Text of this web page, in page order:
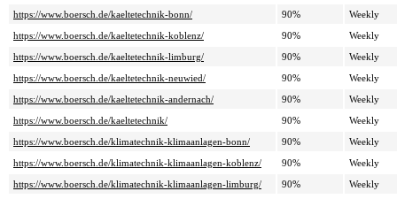
https://www.boersch.de/kaeltetechnik-bonn/
90%
Weekly
https://www.boersch.de/kaeltetechnik-koblenz/
90%
Weekly
https://www.boersch.de/kaeltetechnik-limburg/
90%
Weekly
https://www.boersch.de/kaeltetechnik-neuwied/
90%
Weekly
https://www.boersch.de/kaeltetechnik-andernach/
90%
Weekly
https://www.boersch.de/kaeltetechnik/
90%
Weekly
https://www.boersch.de/klimatechnik-klimaanlagen-bonn/
90%
Weekly
https://www.boersch.de/klimatechnik-klimaanlagen-koblenz/
90%
Weekly
https://www.boersch.de/klimatechnik-klimaanlagen-limburg/
90%
Weekly